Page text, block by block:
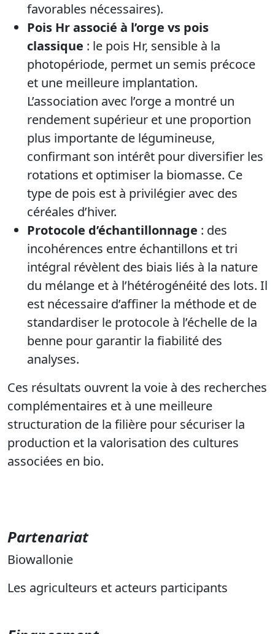
favorables nécessaires).
Pois Hr associé à l’orge vs pois
classique : le pois Hr, sensible à la
photopériode, permet un semis précoce
et une meilleure implantation.
L’association avec l’orge a montré un
rendement supérieur et une proportion
plus importante de légumineuse,
confirmant son intérêt pour diversifier les
rotations et optimiser la biomasse. Ce
type de pois est à privilégier avec des
céréales d’hiver.
Protocole d’échantillonnage : des
incohérences entre échantillons et tri
intégral révèlent des biais liés à la nature
du mélange et à l’hétérogénéité des lots. Il
est nécessaire d’affiner la méthode et de
standardiser le protocole à l’échelle de la
benne pour garantir la fiabilité des
analyses.
Ces résultats ouvrent la voie à des recherches
complémentaires et à une meilleure
structuration de la filière pour sécuriser la
production et la valorisation des cultures
associées en bio.
Partenariat
Biowallonie
Les agriculteurs et acteurs participants